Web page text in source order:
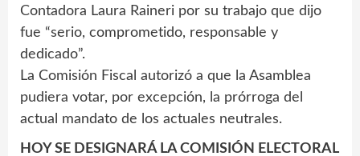
Contadora Laura Raineri por su trabajo que dijo
fue “serio, comprometido, responsable y
dedicado”.
La Comisión Fiscal autorizó a que la Asamblea
pudiera votar, por excepción, la prórroga del
actual mandato de los actuales neutrales.
HOY SE DESIGNARÁ LA COMISIÓN ELECTORAL